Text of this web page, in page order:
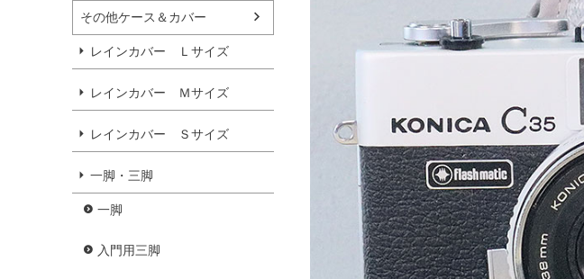
その他ケース＆カバー
レインカバー Ｌサイズ
レインカバー Ｍサイズ
レインカバー Ｓサイズ
一脚・三脚
一脚
入門用三脚